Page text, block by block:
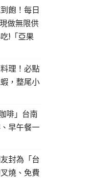
飽！每日
做無限供
!「亞果
理！必點
，整尾小
啡」台南
早午餐一
封為「台
燒、免費